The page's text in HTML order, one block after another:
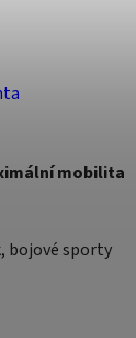
mobilita
bojové sporty